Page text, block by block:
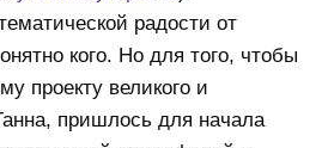
радости от
кого. Но для того, чтобы
проекту великого и
пришлось для начала